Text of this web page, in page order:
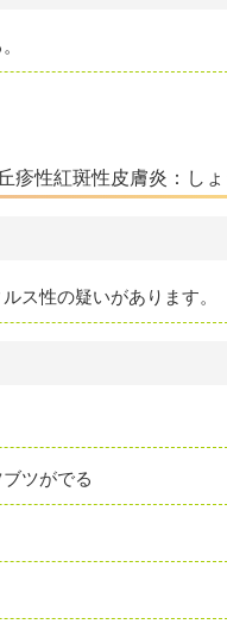
丘疹性紅斑性皮膚炎：し
ス性の疑いがあります。
ツがでる